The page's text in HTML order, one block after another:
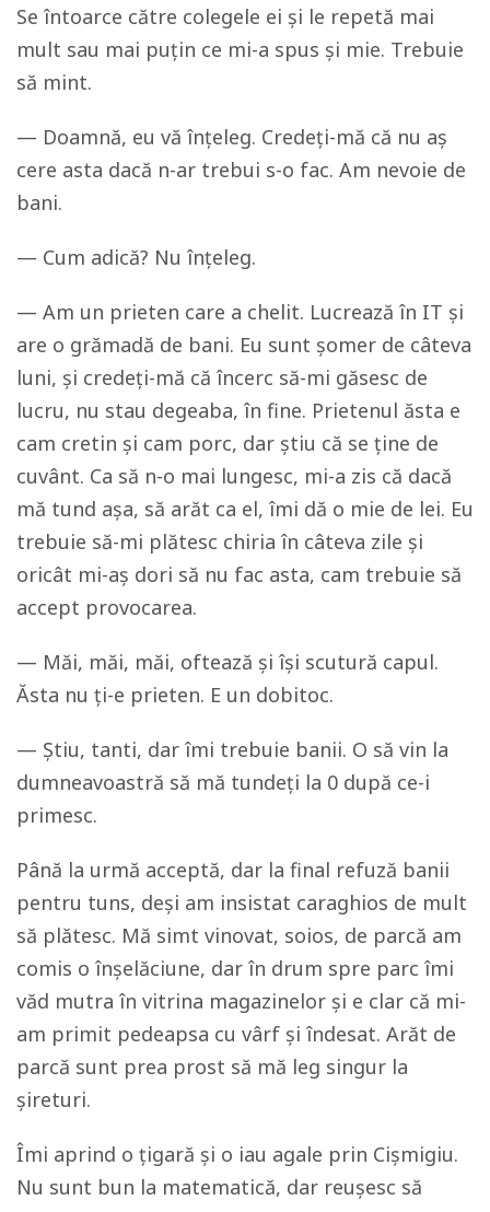
Se întoarce către colegele ei și le repetă mai
mult sau mai puțin ce mi-a spus și mie. Trebuie
să mint.
— Doamnă, eu vă înțeleg. Credeți-mă că nu aș
cere asta dacă n-ar trebui s-o fac. Am nevoie de
bani.
— Cum adică? Nu înțeleg.
— Am un prieten care a chelit. Lucrează în IT și
are o grămadă de bani. Eu sunt șomer de câteva
luni, și credeți-mă că încerc să-mi găsesc de
lucru, nu stau degeaba, în fine. Prietenul ăsta e
cam cretin și cam porc, dar știu că se ține de
cuvânt. Ca să n-o mai lungesc, mi-a zis că dacă
mă tund așa, să arăt ca el, îmi dă o mie de lei. Eu
trebuie să-mi plătesc chiria în câteva zile și
oricât mi-aș dori să nu fac asta, cam trebuie să
accept provocarea.
— Măi, măi, măi, oftează și își scutură capul.
Ăsta nu ți-e prieten. E un dobitoc.
— Știu, tanti, dar îmi trebuie banii. O să vin la
dumneavoastră să mă tundeți la 0 după ce-i
primesc.
Până la urmă acceptă, dar la final refuză banii
pentru tuns, deși am insistat caraghios de mult
să plătesc. Mă simt vinovat, soios, de parcă am
comis o înșelăciune, dar în drum spre parc îmi
văd mutra în vitrina magazinelor și e clar că mi-
am primit pedeapsa cu vârf și îndesat. Arăt de
parcă sunt prea prost să mă leg singur la
șireturi.
Îmi aprind o țigară și o iau agale prin Cișmigiu.
Nu sunt bun la matematică, dar reușesc să